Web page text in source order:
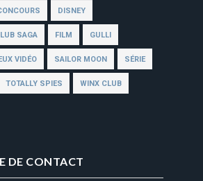
DISNEY
SAGA FILM GULLI
VIDÉO SAILOR MOON SÉRIE
TOTALLY SPIES WINX CLUB
DE CONTACT